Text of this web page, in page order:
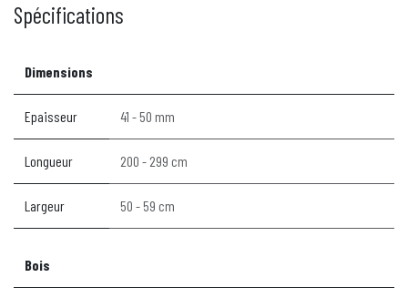
Spécifications
Dimensions
Epaisseur 41 - 50 mm
Longueur 200 - 299 cm
Largeur 50 - 59 cm
Bois